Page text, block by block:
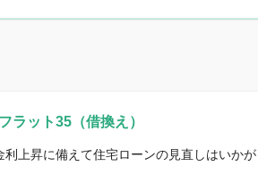
ラット35（借換え）
利上昇に備えて住宅ローンの見直しはいかが